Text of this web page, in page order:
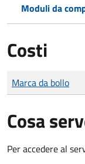
Moduli da
Costi
Tipo di pagamento
Importo
Marca da bollo
Cosa
Per accedere al